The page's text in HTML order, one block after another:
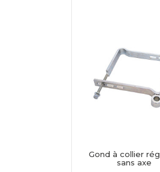
Gond à collier
sans axe